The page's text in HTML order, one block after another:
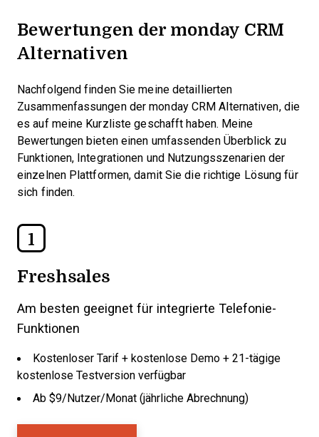
Bewertungen der monday CRM
Alternativen
Nachfolgend finden Sie meine detaillierten
Zusammenfassungen der monday CRM Alternativen, die
es auf meine Kurzliste geschafft haben. Meine
Bewertungen bieten einen umfassenden Überblick zu
Funktionen, Integrationen und Nutzungsszenarien der
einzelnen Plattformen, damit Sie die richtige Lösung für
sich finden.
1
Freshsales
Am besten geeignet für integrierte Telefonie-
Funktionen
Kostenloser Tarif + kostenlose Demo + 21-tägige
kostenlose Testversion verfügbar
Ab $9/Nutzer/Monat (jährliche Abrechnung)